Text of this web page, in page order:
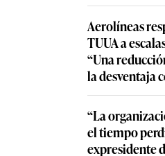
Aerolíneas
TUUA a
“Una
la desventaja
“La
el tiempo
expresidente